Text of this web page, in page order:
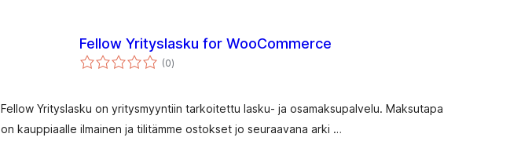
Fellow Yrityslasku for WooCommerce
(0एकूण
मूल्यांकन
)
Fellow Yrityslasku on yritysmyyntiin tarkoitettu lasku- ja osamaksupalvelu. Maksutapa
on kauppiaalle ilmainen ja tilitämme ostokset jo seuraavana arki …